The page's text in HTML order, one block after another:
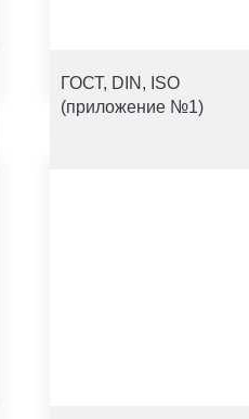
ГОСТ, DIN, ISO
(приложение №1)